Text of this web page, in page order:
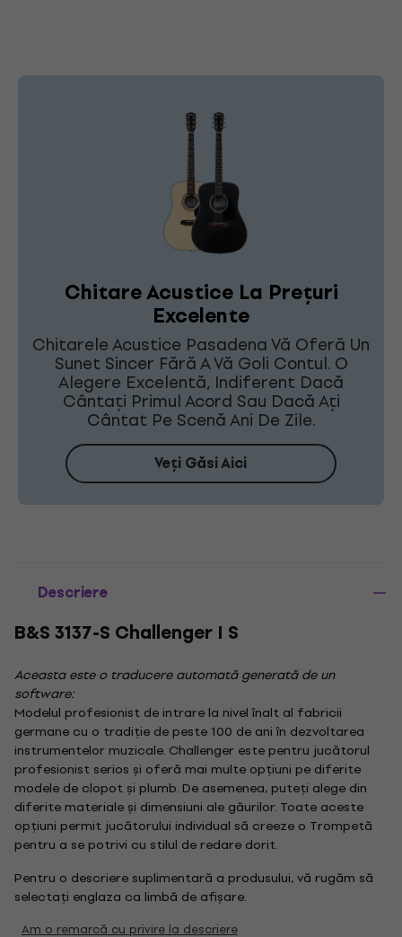
Chitare Acustice La Prețuri
Excelente
Chitarele Acustice Pasadena Vă Oferă Un
Sunet Sincer Fără A Vă Goli Contul. O
Alegere Excelentă, Indiferent Dacă
Cântați Primul Acord Sau Dacă Ați
Cântat Pe Scenă Ani De Zile.
Veți Găsi Aici
Descriere
B&S 3137-S Challenger I S
Aceasta este o traducere automată generată de un
software:
Modelul profesionist de intrare la nivel înalt al fabricii
germane cu o tradiție de peste 100 de ani în dezvoltarea
instrumentelor muzicale. Challenger este pentru jucătorul
profesionist serios și oferă mai multe opțiuni pe diferite
modele de clopot și plumb. De asemenea, puteți alege din
diferite materiale și dimensiuni ale găurilor. Toate aceste
opțiuni permit jucătorului individual să creeze o Trompetă
pentru a se potrivi cu stilul de redare dorit.
Pentru o descriere suplimentară a produsului, vă rugăm să
selectați englaza ca limbă de afișare.
Am o remarcă cu privire la descriere